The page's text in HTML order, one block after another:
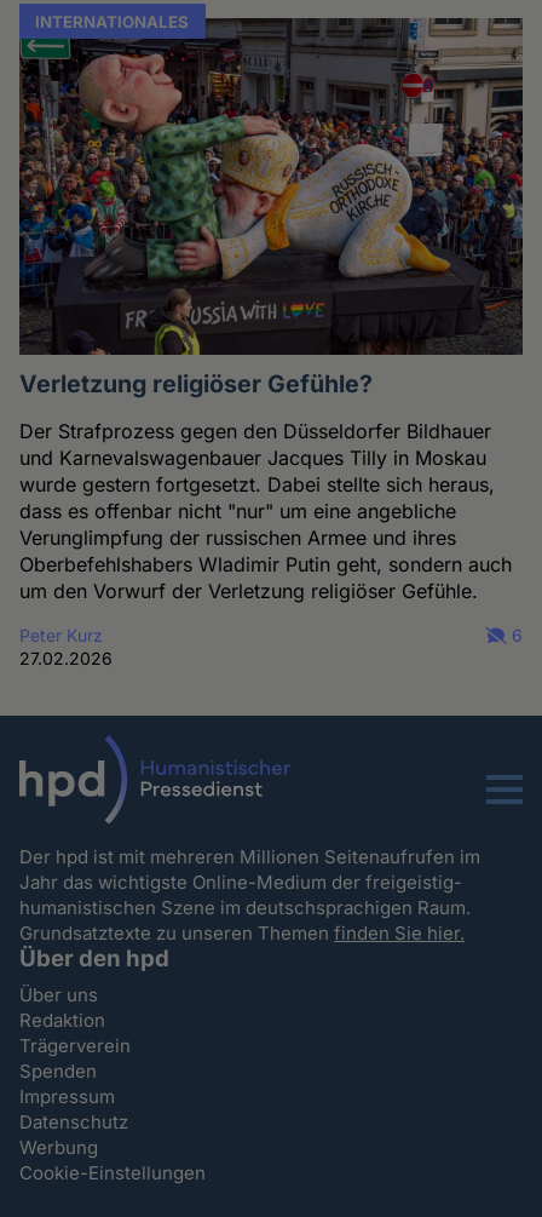
INTERNATIONALES
Verletzung religiöser Gefühle?
Der Strafprozess gegen den Düsseldorfer Bildhauer
und Karnevalswagenbauer Jacques Tilly in Moskau
wurde gestern fortgesetzt. Dabei stellte sich heraus,
dass es offenbar nicht "nur" um eine angebliche
Verunglimpfung der russischen Armee und ihres
Oberbefehlshabers Wladimir Putin geht, sondern auch
um den Vorwurf der Verletzung religiöser Gefühle.
Peter Kurz
27.02.2026
6
Menu
Der hpd ist mit mehreren Millionen Seitenaufrufen im
Jahr das wichtigste Online-Medium der freigeistig-
humanistischen Szene im deutschsprachigen Raum.
Grundsatztexte zu unseren Themenfinden Sie hier.
Über den hpd
Über uns
Redaktion
Trägerverein
Spenden
Impressum
Datenschutz
Werbung
Cookie-Einstellungen